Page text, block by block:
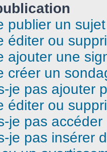
publier un
éditer ou
ajouter une
créer un
je pas ajouter
éditer ou
je pas
je pas insérer